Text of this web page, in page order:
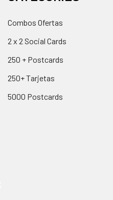
Combos Ofertas
2 x 2 Social Cards
250 + Postcards
250+ Tarjetas
5000 Postcards